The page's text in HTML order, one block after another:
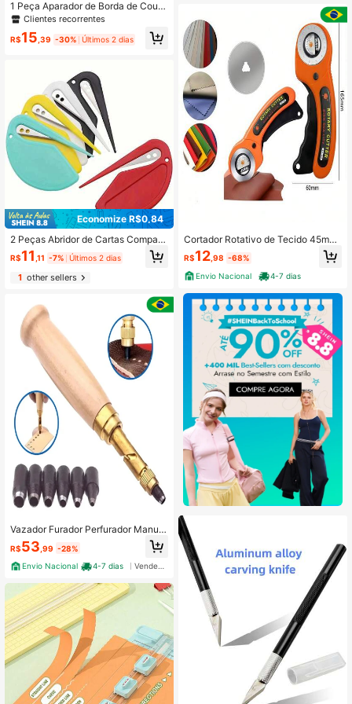
1 Peça Aparador de Borda de Cour
o, Ferramenta de Afinação de Cour
o, Ferramenta Manual de Acabame
Clientes recorrentes
R$15,39 -30% Últimos 2 dias
Economize R$0,84
2 Peças Abridor de Cartas Compact
o de Plástico - Durável, Multifuncio
nal, Perfeito para Materiais Escolar
es e de Escritório - Disponível em C
ores Vibrantes
R$11 ,11 -7% Últimos 2 dias
1other sellers
Vazador Furador Perfurador Manual
Rotativo 6 Medidas Couro
R$53 ,99 -28%
Envio Nacional
4-7 dias
Cortador Rotativo de Tecido 45mm
Cabo Ergonômico Emborrachado, C
ouro e Artesanato - Qiu Presentes
R$12 ,98 -68%
Envio Nacional
4-7 dias